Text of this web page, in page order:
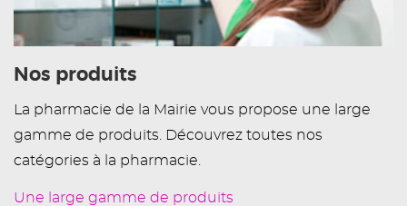
Nos produits
La pharmacie de la Mairie vous propose une large
gamme de produits. Découvrez toutes nos
catégories à la pharmacie.
Une large gamme de produits